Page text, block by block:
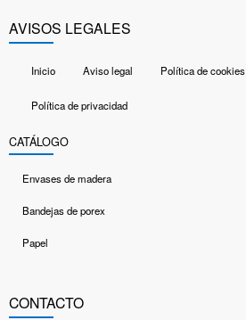
AVISOS LEGALES
Inicio Aviso legal Política de cookies
Política de privacidad
CATÁLOGO
Envases de madera
Bandejas de porex
Papel
CONTACTO